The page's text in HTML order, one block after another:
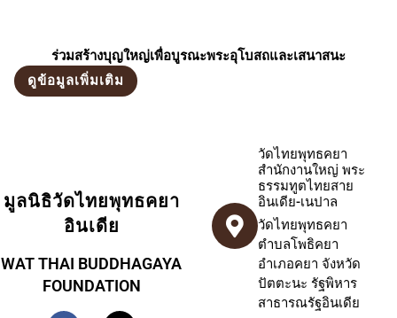
ร่วมสร้างบุญใหญ่เพื่อบูรณะพระอุโบสถและเสนาสนะ
ดูข้อมูลเพิ่มเติม
มูลนิธิวัดไทยพุทธคยา
อินเดีย
WAT THAI BUDDHAGAYA
FOUNDATION
วัดไทยพุทธคยา
สำนักงานใหญ่ พระ
ธรรมทูตไทยสาย
อินเดีย-เนปาล
วัดไทยพุทธคยา
ตำบลโพธิคยา
อำเภอคยา จังหวัด
ปัตตะนะ รัฐพิหาร
สาธารณรัฐอินเดีย